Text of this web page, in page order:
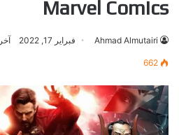
Marvel Comics
Ahmad Almutairi فبراير 17, 2022
662